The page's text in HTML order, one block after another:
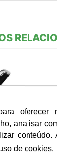
oferecer
analisar
conteúdo.
de cookies.